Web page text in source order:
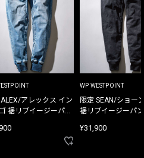
ALEX/アレックス イン
裾リブイージーパン
WP WESTPOINT
限定 SEAN/ショー
裾リブイージーパ
¥31,900